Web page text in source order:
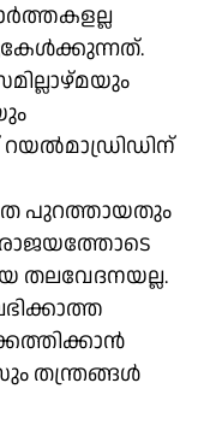
പുറത്തായതും
തലവേദനയല്ല.
തന്ത്രങ്ങൾ